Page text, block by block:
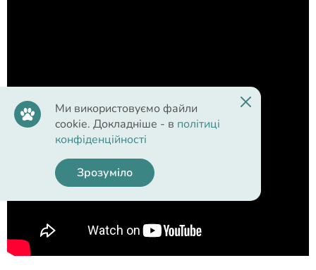
Ми використовуємо файли
cookie. Докладніше - в політиці
конфіденційності
Зрозуміло